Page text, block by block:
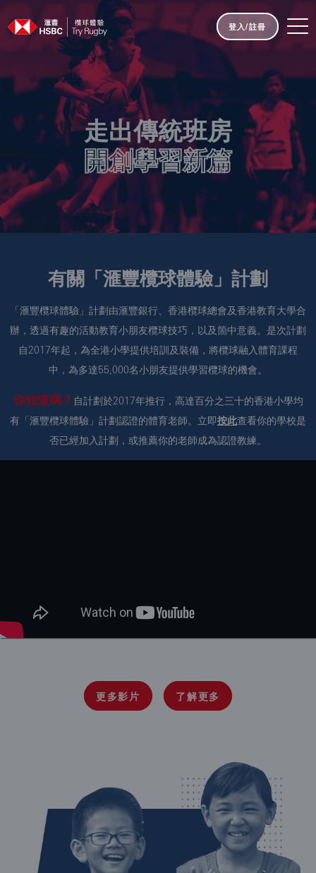
登入/註冊
走出傳統班房
開創學習新篇
有關「滙豐欖球體驗」計劃
「滙豐欖球體驗」計劃由滙豐銀行、香港欖球總會及香港教育大學合
辦，透過有趣的活動教育小朋友欖球技巧，以及箇中意義。是次計劃
自2017年起，為全港小學提供培訓及裝備，將欖球融入體育課程
中，為多達55,000名小朋友提供學習欖球的機會。
你知道嗎？ 自計劃於2017年推行，高達百分之三十的香港小學均
有「滙豐欖球體驗」計劃認證的體育老師。立即按此查看你的學校是
否已經加入計劃，或推薦你的老師成為認證教練。
更多影片 了解更多